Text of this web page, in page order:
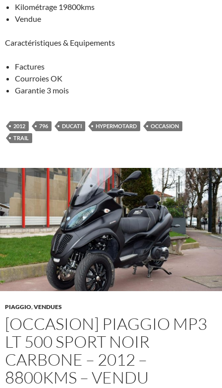
Kilométrage 19800kms
Vendue
Caractéristiques & Equipements
Factures
Courroies OK
Garantie 3 mois
2012 796 DUCATI HYPERMOTARD
OCCASION
TRAIL
PIAGGIO,VENDUES
[OCCASION] PIAGGIO MP3
LT 500 SPORT NOIR
CARBONE – 2012 –
8800KMS – VENDU